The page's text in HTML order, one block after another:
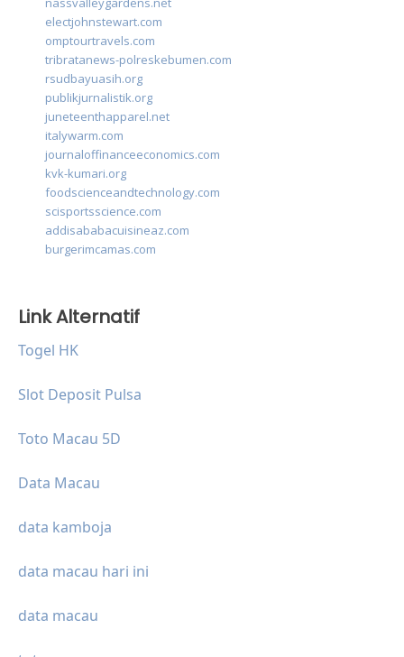
electjohnstewart.com
omptourtravels.com
tribratanews-polreskebumen.com
rsudbayuasih.org
publikjurnalistik.org
juneteenthapparel.net
italywarm.com
journaloffinanceeconomics.com
kvk-kumari.org
foodscienceandtechnology.com
scisportsscience.com
addisababacuisineaz.com
burgerimcamas.com
Link Alternatif
Togel HK
Slot Deposit Pulsa
Toto Macau 5D
Data Macau
data kamboja
data macau hari ini
data macau